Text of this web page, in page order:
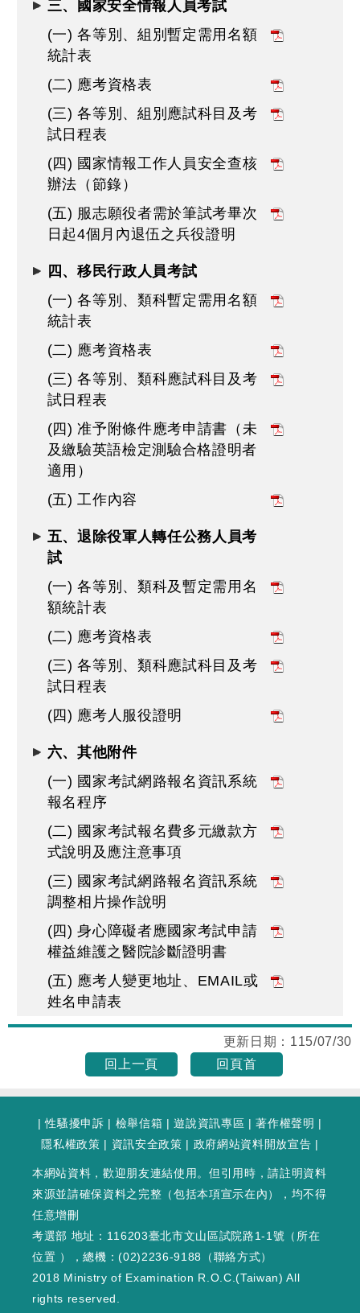
三、國家安全情報人員考試
(一) 各等別、組別暫定需用名額
統計表
(二) 應考資格表
(三) 各等別、組別應試科目及考
試日程表
(四) 國家情報工作人員安全查核
辦法（節錄）
(五) 服志願役者需於筆試考畢次
日起4個月內退伍之兵役證明
四、移民行政人員考試
(一) 各等別、類科暫定需用名額
統計表
(二) 應考資格表
(三) 各等別、類科應試科目及考
試日程表
(四) 准予附條件應考申請書（未
及繳驗英語檢定測驗合格證明者
適用）
(五) 工作內容
五、退除役軍人轉任公務人員考
試
(一) 各等別、類科及暫定需用名
額統計表
(二) 應考資格表
(三) 各等別、類科應試科目及考
試日程表
(四) 應考人服役證明
六、其他附件
(一) 國家考試網路報名資訊系統
報名程序
(二) 國家考試報名費多元繳款方
式說明及應注意事項
(三) 國家考試網路報名資訊系統
調整相片操作說明
(四) 身心障礙者應國家考試申請
權益維護之醫院診斷證明書
(五) 應考人變更地址、EMAIL或
姓名申請表
更新日期： 115/07/30
回上一頁
回頁首
|性騷擾申訴 | 檢舉信箱 |遊說資訊專區 |著作權聲明 |
隱私權政策 | 資訊安全政策 | 政府網站資料開放宣告 |
本網站資料，歡迎朋友連結使用。但引用時，請註明資料
來源並請確保資料之完整（包括本項宣示在內），均不得
任意增刪
考選部 地址：116203臺北市文山區試院路1-1號（ 所在
位置 ），總機：(02)2236-9188（聯絡方式）
2018 Ministry of Examination R.O.C.(Taiwan) All
rights reserved.